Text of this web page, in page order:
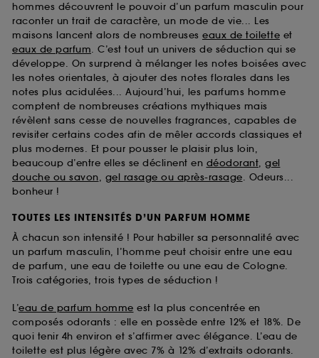
hommes découvrent le pouvoir d’un parfum masculin pour
raconter un trait de caractère, un mode de vie... Les
maisons lancent alors de nombreuses eaux de toilette et
eaux de parfum. C’est tout un univers de séduction qui se
développe. On surprend à mélanger les notes boisées avec
les notes orientales, à ajouter des notes florales dans les
notes plus acidulées... Aujourd’hui, les parfums homme
comptent de nombreuses créations mythiques mais
révèlent sans cesse de nouvelles fragrances, capables de
revisiter certains codes afin de mêler accords classiques et
plus modernes. Et pour pousser le plaisir plus loin,
beaucoup d’entre elles se déclinent en déodorant, gel
douche ou savon, gel rasage ou après-rasage. Odeurs...
bonheur !
TOUTES LES INTENSITÉS D’UN PARFUM HOMME
À chacun son intensité ! Pour habiller sa personnalité avec
un parfum masculin, l’homme peut choisir entre une eau
de parfum, une eau de toilette ou une eau de Cologne.
Trois catégories, trois types de séduction !
L’eau de parfum homme est la plus concentrée en
composés odorants : elle en possède entre 12% et 18%. De
quoi tenir 4h environ et s’affirmer avec élégance. L’eau de
toilette est plus légère avec 7% à 12% d’extraits odorants.